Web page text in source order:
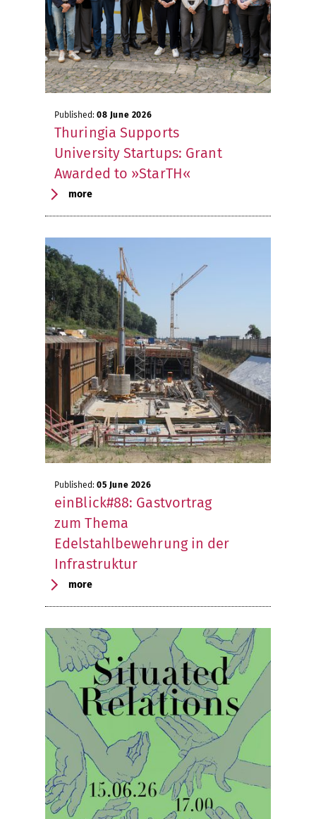
Published: 08 June 2026
Thuringia Supports
University Startups: Grant
Awarded to »StarTH«
more
Published: 05 June 2026
einBlick#88: Gastvortrag
zum Thema
Edelstahlbewehrung in der
Infrastruktur
more